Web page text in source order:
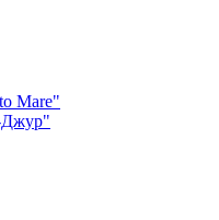
Mare"